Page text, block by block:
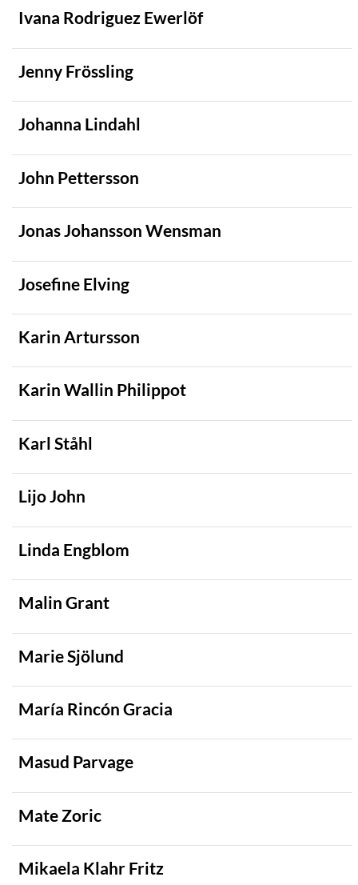
Ivana Rodriguez Ewerlöf
Jenny Frössling
Johanna Lindahl
John Pettersson
Jonas Johansson Wensman
Josefine Elving
Karin Artursson
Karin Wallin Philippot
Karl Ståhl
Lijo John
Linda Engblom
Malin Grant
Marie Sjölund
María Rincón Gracia
Masud Parvage
Mate Zoric
Mikaela Klahr Fritz